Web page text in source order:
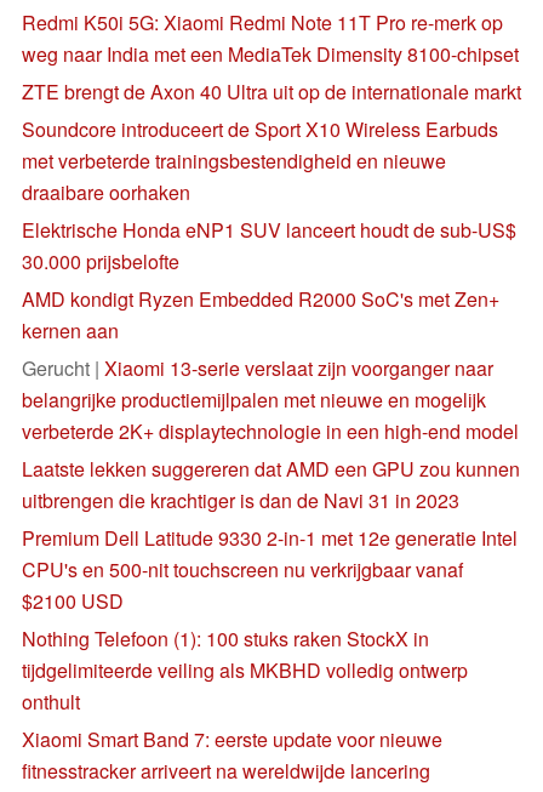
Redmi K50i 5G: Xiaomi Redmi Note 11T Pro re-merk op
weg naar India met een MediaTek Dimensity 8100-chipset
ZTE brengt de Axon 40 Ultra uit op de internationale markt
Soundcore introduceert de Sport X10 Wireless Earbuds
met verbeterde trainingsbestendigheid en nieuwe
draaibare oorhaken
Elektrische Honda eNP1 SUV lanceert houdt de sub-US$
30.000 prijsbelofte
AMD kondigt Ryzen Embedded R2000 SoC's met Zen+
kernen aan
Gerucht | Xiaomi 13-serie verslaat zijn voorganger naar
belangrijke productiemijlpalen met nieuwe en mogelijk
verbeterde 2K+ displaytechnologie in een high-end model
Laatste lekken suggereren dat AMD een GPU zou kunnen
uitbrengen die krachtiger is dan de Navi 31 in 2023
Premium Dell Latitude 9330 2-in-1 met 12e generatie Intel
CPU's en 500-nit touchscreen nu verkrijgbaar vanaf
$2100 USD
Nothing Telefoon (1): 100 stuks raken StockX in
tijdgelimiteerde veiling als MKBHD volledig ontwerp
onthult
Xiaomi Smart Band 7: eerste update voor nieuwe
fitnesstracker arriveert na wereldwijde lancering